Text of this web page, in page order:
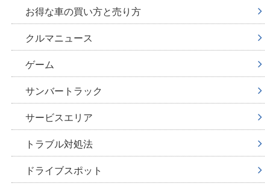
お得な車の買い方と売り方
クルマニュース
ゲーム
サンバートラック
サービスエリア
トラブル対処法
ドライブスポット